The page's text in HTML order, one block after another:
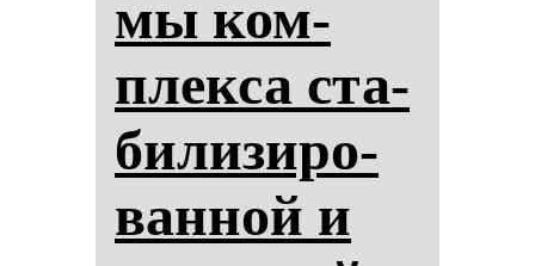
мы ком­
плек­са ста­
би­ли­зи­ро­
ван­ной и